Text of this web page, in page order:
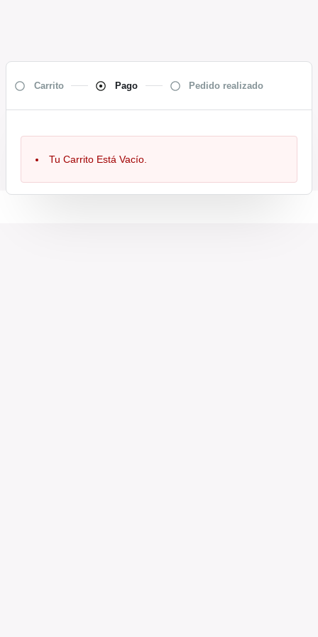
Carrito Pago Pedido realizado
Tu Carrito Está Vacío.